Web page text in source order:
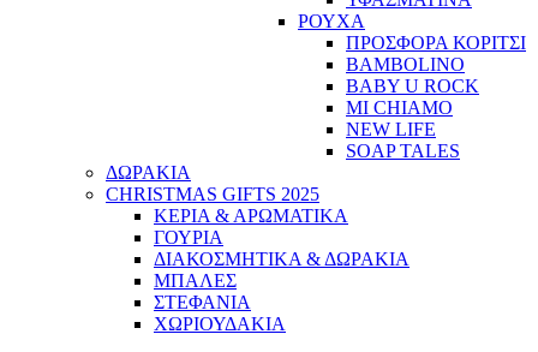
ΡΟΥΧΑ
ΠΡΟΣΦΟΡΑ ΚΟΡΙΤΣΙ
BAMBOLINO
BABY U ROCK
MI CHIAMO
NEW LIFE
SOAP TALES
ΔΩΡΑΚΙΑ
CHRISTMAS GIFTS 2025
ΚΕΡΙΑ & ΑΡΩΜΑΤΙΚΑ
ΓΟΥΡΙΑ
ΔΙΑΚΟΣΜΗΤΙΚΑ & ΔΩΡΑΚΙΑ
ΜΠΑΛΕΣ
ΣΤΕΦΑΝΙΑ
ΧΩΡΙΟΥΔΑΚΙΑ